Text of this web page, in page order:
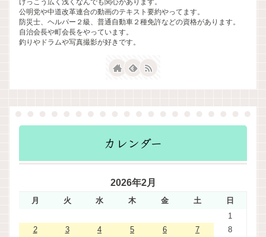
けっこう広く浅くなんでも関心があります。
公明党や中道改革連合の動画のテキスト要約やってます。
防災士、ヘルパー２級、普通自動車２種免許などの資格があります。
自治会長や町会長をやっています。
釣りやドラムや写真撮影が好きです。
カレンダー
2026年2月
月 火 水 木 金 土
日
1
2
3 4 5 6 7
8